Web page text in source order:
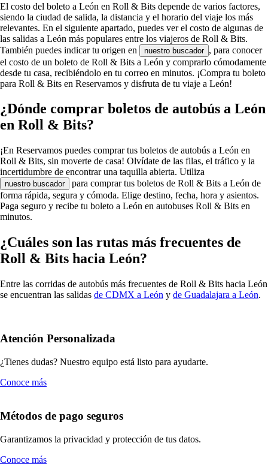
El costo del boleto a León en Roll & Bits depende de varios factores,
siendo la ciudad de salida, la distancia y el horario del viaje los más
relevantes. En el siguiente apartado, puedes ver el costo de algunas de
las salidas a León más populares entre los viajeros de Roll & Bits.
También puedes indicar tu origen en
nuestro buscador , para conocer
el costo de un boleto de Roll & Bits a León y comprarlo cómodamente
desde tu casa, recibiéndolo en tu correo en minutos. ¡Compra tu boleto
para Roll & Bits en Reservamos y disfruta de tu viaje a León!
¿Dónde comprar boletos de autobús a León
en Roll & Bits?
¡En Reservamos puedes comprar tus boletos de autobús a León en
Roll & Bits, sin moverte de casa! Olvídate de las filas, el tráfico y la
incertidumbre de encontrar una taquilla abierta. Utiliza
nuestro buscador
para comprar tus boletos de Roll & Bits a León de
forma rápida, segura y cómoda. Elige destino, fecha, hora y asientos.
Paga seguro y recibe tu boleto a León en autobuses Roll & Bits en
minutos.
¿Cuáles son las rutas más frecuentes de
Roll & Bits hacia León?
Entre las corridas de autobús más frecuentes de Roll & Bits hacia León
se encuentran las salidas de CDMX a León y de Guadalajara a León.
Atención Personalizada
¿Tienes dudas? Nuestro equipo está listo para ayudarte.
Conoce más
Métodos de pago seguros
Garantizamos la privacidad y protección de tus datos.
Conoce más